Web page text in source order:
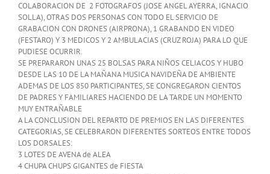
COLABORACION DE 2 FOTOGRAFOS (JOSE ANGEL AYERRA, IGNACIO
SOLLA), OTRAS DOS PERSONAS CON TODO EL SERVICIO DE
GRABACION CON DRONES (AIRPRONA), 1 GRABANDO EN VIDEO
(FESTARO) Y 3 MEDICOS Y 2 AMBULACIAS (CRUZ ROJA) PARA LO QUE
PUDIESE OCURRIR.
SE PREPARARON UNAS 25 BOLSAS PARA NIÑOS CELIACOS Y HUBO
DESDE LAS 10 DE LA MAÑANA MUSICA NAVIDEÑA DE AMBIENTE
ADEMAS DE LOS 850 PARTICIPANTES, SE CONGREGARON CIENTOS
DE PADRES Y FAMILIARES HACIENDO DE LA TARDE UN MOMENTO
MUY ENTRAÑABLE
A LA CONCLUSION DEL REPARTO DE PREMIOS EN LAS DIFERENTES
CATEGORIAS, SE CELEBRARON DIFERENTES SORTEOS ENTRE TODOS
LOS DORSALES:
3 LOTES DE AVENA de ALEA
4 CHUPA CHUPS GIGANTES de FIESTA